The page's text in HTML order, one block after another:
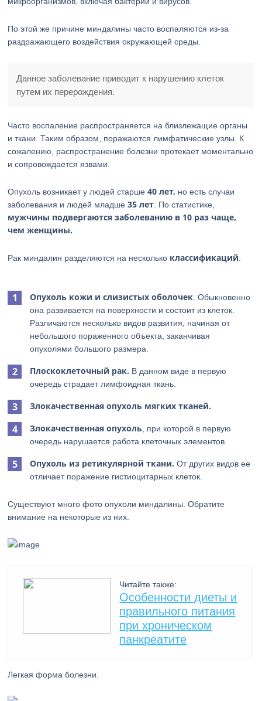
По этой же причине миндалины часто воспаляются из-за
раздражающего воздействия окружающей среды.
Данное заболевание приводит к нарушению клеток
путем их перерождения.
Часто воспаление распространяется на близлежащие органы
и ткани. Таким образом, поражаются лимфатические узлы. К
сожалению, распространение болезни протекает моментально
и сопровождается язвами.
Опухоль возникает у людей старше40 лет, но есть случаи
заболевания и людей младше35 лет . По статистике,
мужчины подвергаются заболеванию в 10 раз чаще,
чем женщины.
Рак миндалин разделяются на несколько классификаций:
Опухоль кожи и слизистых оболочек . Обыкновенно
она развивается на поверхности и состоит из клеток.
Различаются несколько видов развития, начиная от
небольшого пораженного объекта, заканчивая
опухолями большого размера.
Плоскоклеточный рак. В данном виде в первую
очередь страдает лимфоидная ткань.
Злокачественная опухоль мягких тканей.
Злокачественная опухоль , при которой в первую
очередь нарушается работа клеточных элементов.
Опухоль из ретикулярной ткани. От других видов ее
отличает поражение гистиоцитарных клеток.
Существуют много фото опухоли миндалины. Обратите
внимание на некоторые из них.
Читайте также:
Особенности диеты и
правильного питания
при хроническом
панкреатите
Легкая форма болезни.